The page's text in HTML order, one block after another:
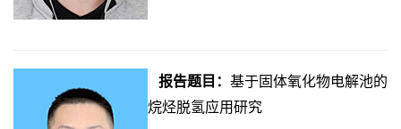
报告题目： 基于固体氧化物电解池的
烷烃脱氢应用研究